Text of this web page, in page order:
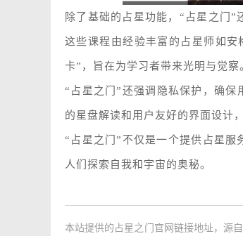
除了基础的占星功能，“占星之门”
这些课程由经验丰富的占星师如
卡”，旨在为学习者带来光明与觉察
“占星之门”还强调隐私保护，确
的星盘解读和用户友好的界面设计
“占星之门”不仅是一个提供占星
人们探索自我和宇宙的奥秘。
本站提供的 占星之门官网链接地址，源